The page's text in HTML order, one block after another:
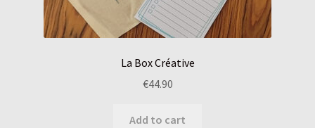
La Box Créative
€44.90
Add to cart